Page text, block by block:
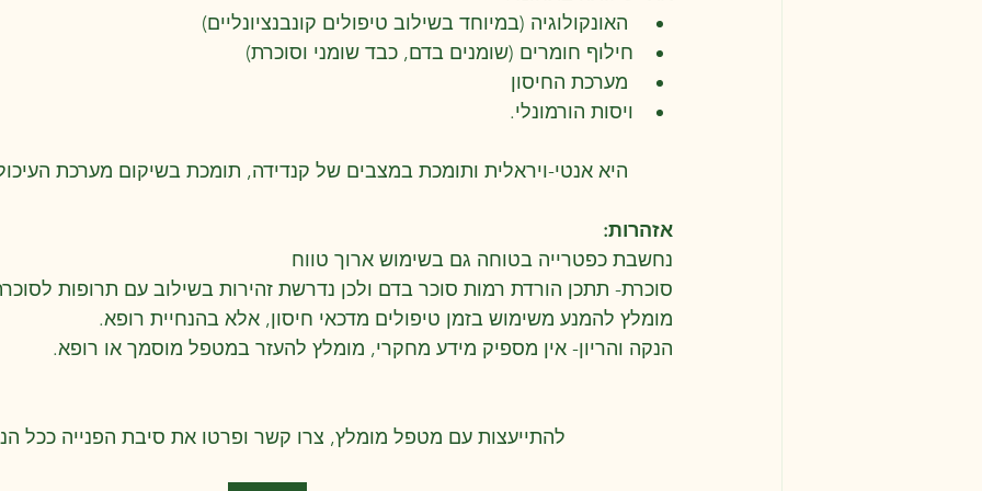
חילוף חומרים (שומנים בדם, כבד שומני וסוכרת)
ויסות הורמונלי.
אזהרות:
נחשבת כפטרייה בטוחה גם בשימוש ארוך טווח
סוכרת- תתכן הורדת רמות סוכר בדם ולכן נדרשת זהירות בשילוב עם תרופות
מומלץ להמנע משימוש בזמן טיפולים מדכאי חיסון, אלא בהנחיית רופא.
הנקה והריון- אין מספיק מידע מחקרי, מומלץ להעזר במטפל מוסמך או רופא.
להתייעצות עם מטפל מומלץ, צרו קשר ופרטו את סיבת הפנייה ככל